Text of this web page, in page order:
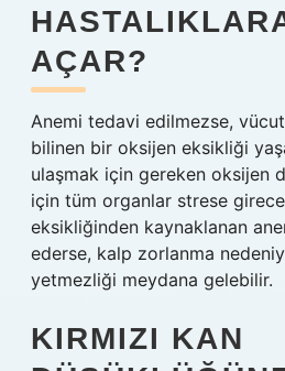
AÇAR?
Anemi tedavi edilmezse,
bilinen bir oksijen eksikliği
ulaşmak için gereken oksijen
için tüm organlar strese
eksikliğinden kaynaklanan
ederse, kalp zorlanma
yetmezliği meydana gelebilir.
KIRMIZI KAN